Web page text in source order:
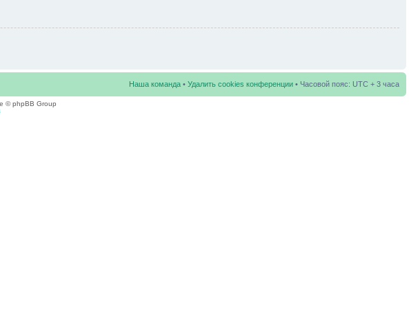
Наша команда • Удалить cookies конференции • Часовой пояс: UTC + 3 часа
© phpBB Group